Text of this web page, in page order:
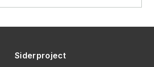
Siderproject